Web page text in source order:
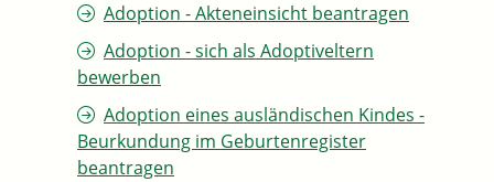
Adoption - Akteneinsicht beantragen
Adoption - sich als Adoptiveltern
bewerben
Adoption eines ausländischen Kindes -
Beurkundung im Geburtenregister
beantragen